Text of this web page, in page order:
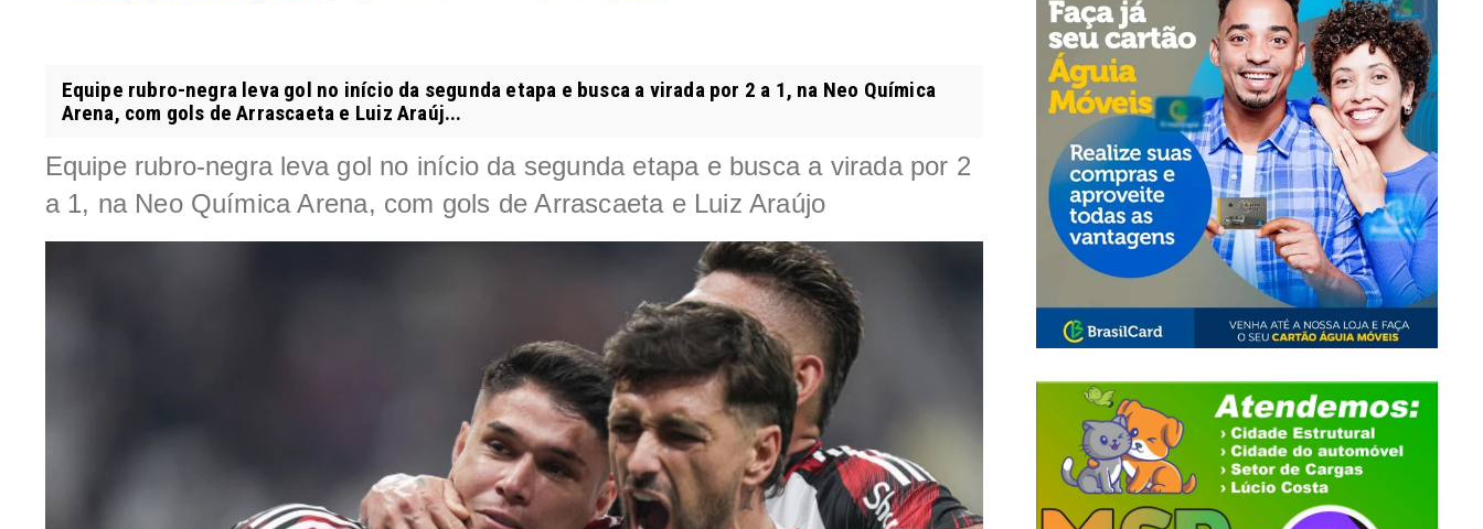
Equipe rubro-negra leva gol no início da segunda etapa e busca a virada por 2 a 1, na Neo Química
Arena, com gols de Arrascaeta e Luiz Araúj...
Equipe rubro-negra leva gol no início da segunda etapa e busca a virada por 2
a 1, na Neo Química Arena, com gols de Arrascaeta e Luiz Araújo